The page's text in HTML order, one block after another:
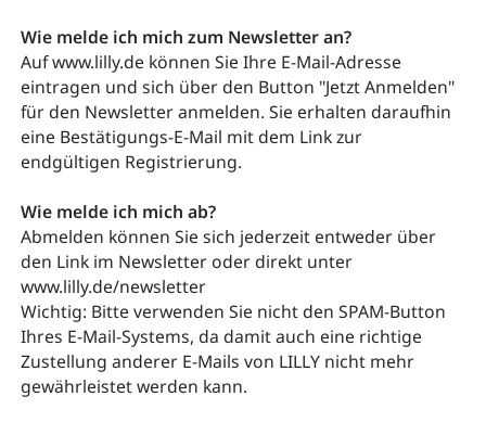
Wie melde ich mich zum Newsletter an?
Auf www.lilly.de können Sie Ihre E-Mail-Adresse
eintragen und sich über den Button "Jetzt Anmelden"
für den Newsletter anmelden. Sie erhalten daraufhin
eine Bestätigungs-E-Mail mit dem Link zur
endgültigen Registrierung.
Wie melde ich mich ab?
Abmelden können Sie sich jederzeit entweder über
den Link im Newsletter oder direkt unter
www.lilly.de/newsletter
Wichtig: Bitte verwenden Sie nicht den SPAM-Button
Ihres E-Mail-Systems, da damit auch eine richtige
Zustellung anderer E-Mails von LILLY nicht mehr
gewährleistet werden kann.